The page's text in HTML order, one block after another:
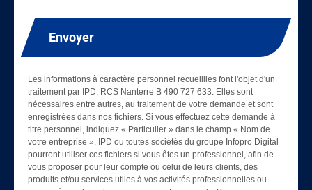
Envoyer
Les informations à caractère personnel recueillies font l'objet d'un
traitement par IPD, RCS Nanterre B 490 727 633. Elles sont
nécessaires entre autres, au traitement de votre demande et sont
enregistrées dans nos fichiers. Si vous effectuez cette demande à
titre personnel, indiquez « Particulier » dans le champ « Nom de
votre entreprise ». IPD ou toutes sociétés du groupe Infopro Digital
pourront utiliser ces fichiers si vous êtes un professionnel, afin de
vous proposer pour leur compte ou celui de leurs clients, des
produits et/ou services utiles à vos activités professionnelles ou